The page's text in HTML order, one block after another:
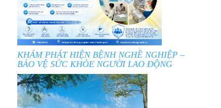
KHÁM PHÁT HIỆN BỆNH NGHỀ NGHIỆP –
BẢO VỆ SỨC KHỎE NGƯỜI LAO ĐỘNG